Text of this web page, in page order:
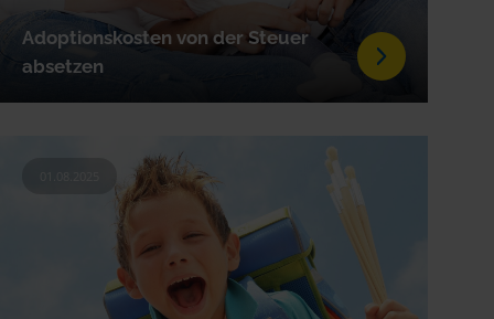
Adoptionskosten von der Steuer
absetzen